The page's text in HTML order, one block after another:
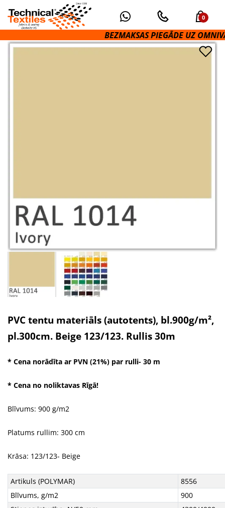
0
BEZMAKSAS PIEGĀDE UZ
PVC tentu materiāls (autotents), bl.900g/m²,
pl.300cm. Beige 123/123. Rullis 30m
* Cena norādīta ar PVN (21%) par rulli- 30 m
* Cena no noliktavas Rīgā!
Blīvums: 900 g/m2
Platums rullim: 300 cm
Krāsa: 123/123- Beige
Artikuls (POLYMAR)
8556
Blīvums, g/m2
900